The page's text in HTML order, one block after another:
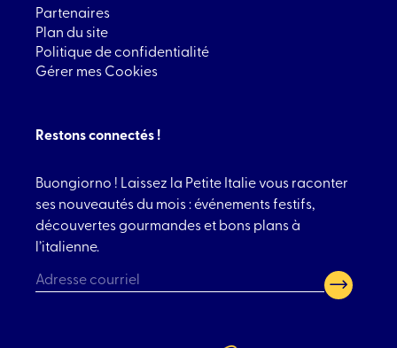
Partenaires
Plan du site
Politique de confidentialité
Gérer mes Cookies
Restons connectés !
Buongiorno ! Laissez la Petite Italie vous raconter
ses nouveautés du mois : événements festifs,
découvertes gourmandes et bons plans à
l’italienne.